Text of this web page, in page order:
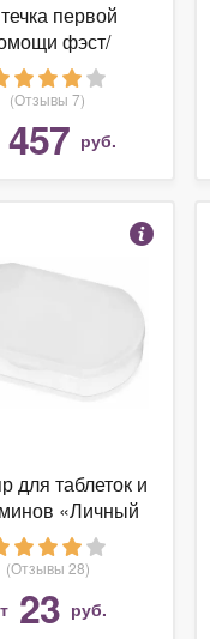
первой
фэст/
футляр
(Отзывы 7)
457 руб.
для таблеток и
«Личный
(Отзывы 28)
23 руб.